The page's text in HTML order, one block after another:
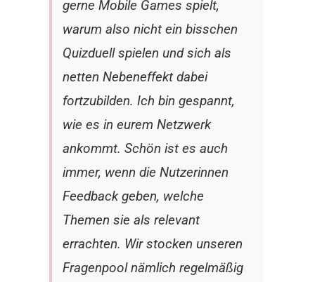
gerne Mobile Games spielt,
warum also nicht ein bisschen
Quizduell spielen und sich als
netten Nebeneffekt dabei
fortzubilden. Ich bin gespannt,
wie es in eurem Netzwerk
ankommt. Schön ist es auch
immer, wenn die Nutzerinnen
Feedback geben, welche
Themen sie als relevant
errachten. Wir stocken unseren
Fragenpool nämlich regelmäßig